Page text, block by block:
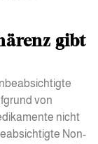
gibt
von
nicht
Non-